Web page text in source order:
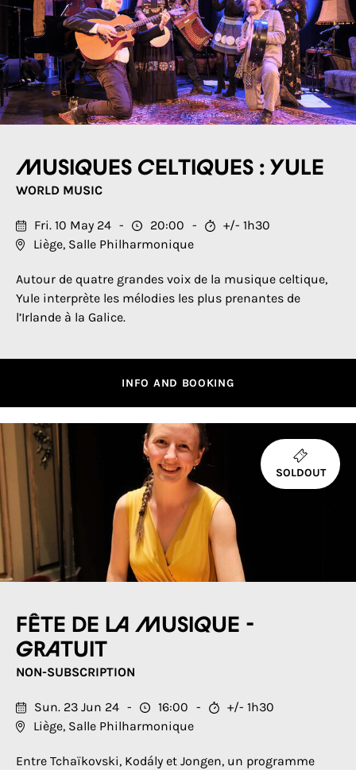
Musiques celtiques : Yule
WORLD MUSIC
Fri. 10 May 24 20:00
+/- 1h30
Liège, Salle Philharmonique
Autour de quatre grandes voix de la musique celtique,
Yule interprète les mélodies les plus prenantes de
l’Irlande à la Galice.
INFO AND BOOKING
SOLDOUT
Fête de la Musique -
Gratuit
NON-SUBSCRIPTION
Sun. 23 Jun 24 16:00
+/- 1h30
Liège, Salle Philharmonique
Entre Tchaïkovski, Kodály et Jongen, un programme